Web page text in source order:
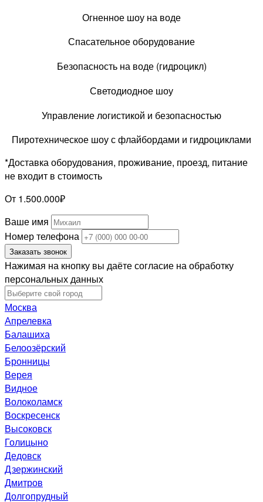
Огненное шоу на воде
Спасательное оборудование
Безопасность на воде (гидроцикл)
Светодиодное шоу
Управление логистикой и безопасностью
Пиротехническое шоу с флайбордами и гидроциклами
*Доставка оборудования, проживание, проезд, питание
не входит в стоимость
От 1.500.000₽
Ваше имя
Номер телефона
Заказать звонок
Нажимая на кнопку вы даёте согласие на обработку
персональных данных
Москва
Апрелевка
Балашиха
Белоозёрский
Бронницы
Верея
Видное
Волоколамск
Воскресенск
Высоковск
Голицыно
Дедовск
Дзержинский
Дмитров
Долгопрудный